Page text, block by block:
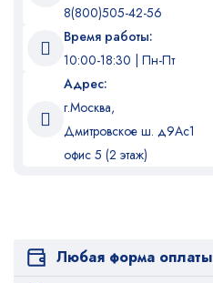
8(800)505-42-56
Время работы:
10:00-18:30 | Пн-Пт
Адрес:
г.Москва,
Дмитровское ш. д9Ас1
офис 5 (2 этаж)
Любая форма оплаты